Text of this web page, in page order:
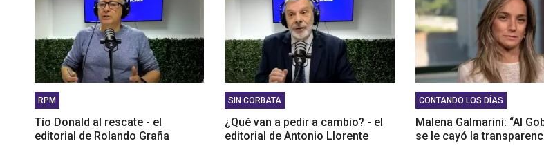
RPM
Tío Donald al rescate - el
editorial de Rolando Graña
SIN CORBATA
¿Qué van a pedir a cambio? - el
editorial de Antonio Llorente
CONTANDO LOS DÍAS
Malena Galmarini: “Al
se le cayó la